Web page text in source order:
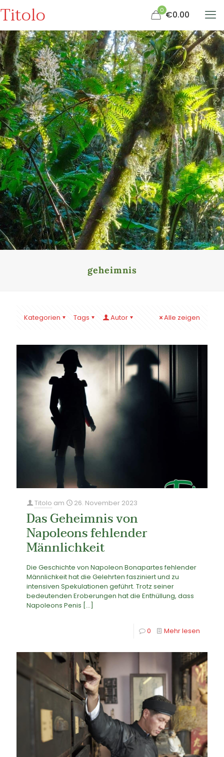
Titolo 0 €0.00
geheimnis
Kategorien Tags Autor Alle zeigen
Titolo am 26. November 2023
Das Geheimnis von
Napoleons fehlender
Männlichkeit
Die Geschichte von Napoleon Bonapartes fehlender
Männlichkeit hat die Gelehrten fasziniert und zu
intensiven Spekulationen geführt. Trotz seiner
bedeutenden Eroberungen hat die Enthüllung, dass
Napoleons Penis […]
0 Mehr lesen